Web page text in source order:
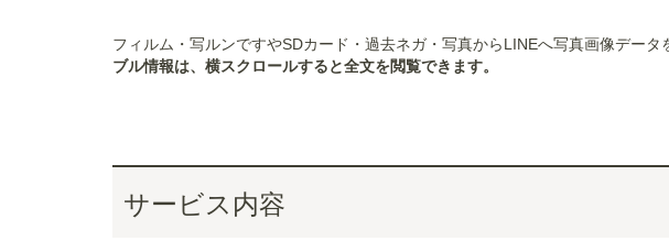
フィルム・写ルンですやSDカード・過去ネガ・写真からLINEへ写真画像データ
ブル情報は、横スクロールすると全文を閲覧できます。
サービス内容